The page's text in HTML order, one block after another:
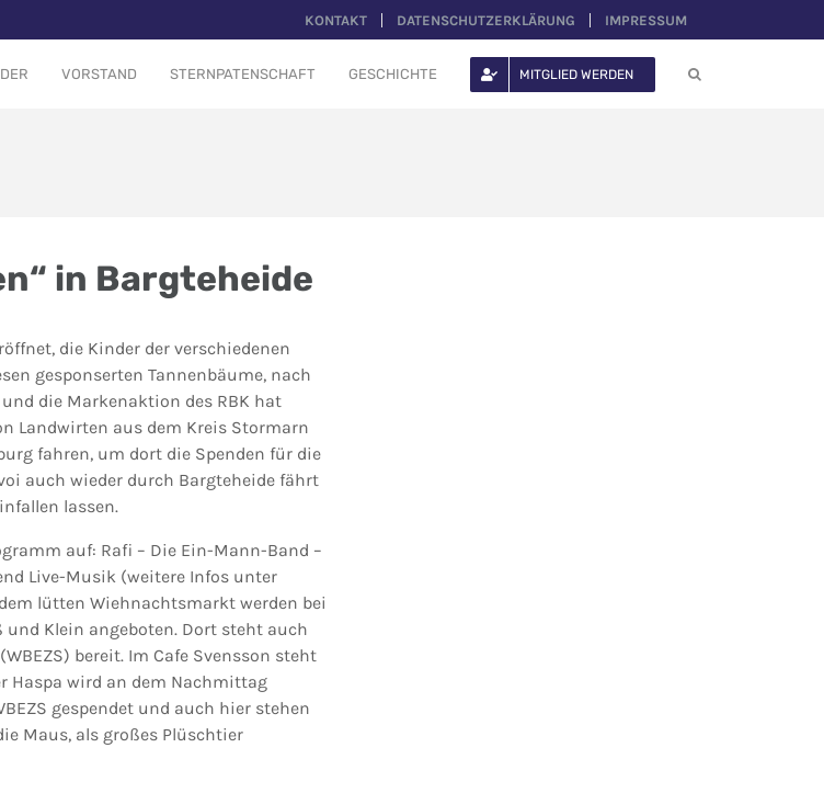
KONTAKT DATENSCHUTZERKLÄRUNG IMPRESSUM
VORSTAND STERNPATENSCHAFT GESCHICHTE MITGLIED WERDEN
in Bargteheide
die Kinder der verschiedenen
gesponserten Tannenbäume, nach
die Markenaktion des RBK hat
Landwirten aus dem Kreis Stormarn
fahren, um dort die Spenden für die
auch wieder durch Bargteheide fährt
lassen.
auf: Rafi – Die Ein-Mann-Band –
Live-Musik (weitere Infos unter
lütten Wiehnachtsmarkt werden bei
Klein angeboten. Dort steht auch
bereit. Im Cafe Svensson steht
Haspa wird an dem Nachmittag
gespendet und auch hier stehen
Maus, als großes Plüschtier